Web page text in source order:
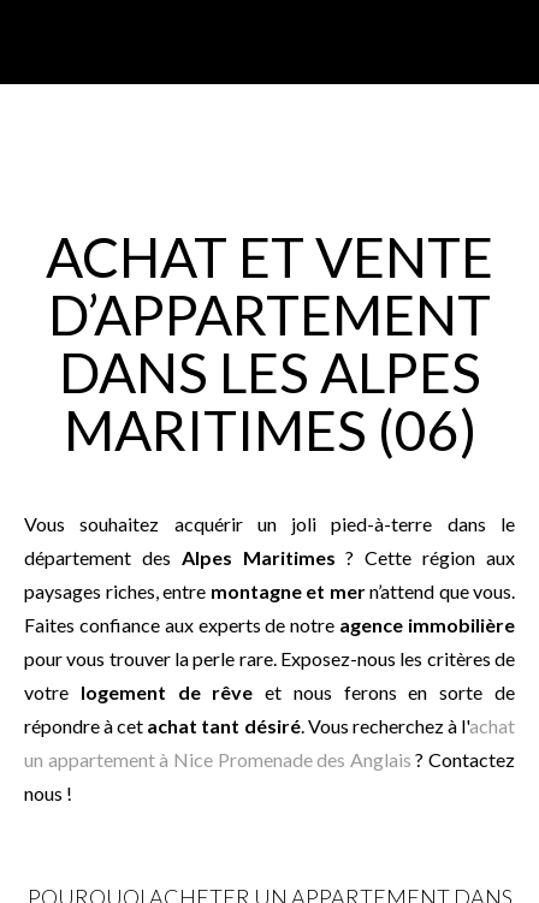
ACHAT ET VENTE
D’APPARTEMENT
DANS LES ALPES
MARITIMES (06)
Vous souhaitez acquérir un joli pied-à-terre dans le
département des Alpes Maritimes ? Cette région aux
paysages riches, entre montagne et mern’attend que vous.
Faites confiance aux experts de notre agence immobilière
pour vous trouver la perle rare. Exposez-nous les critères de
votre logement de rêve et nous ferons en sorte de
répondre à cet achat tant désiré. Vous recherchez à l'achat
un appartement à Nice Promenade des Anglais ? Contactez
nous !
POURQUOI ACHETER UN APPARTEMENT DANS